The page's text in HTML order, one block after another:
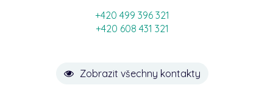
+420 499 396 321
+420 608 431 321
Zobrazit všechny kontakty